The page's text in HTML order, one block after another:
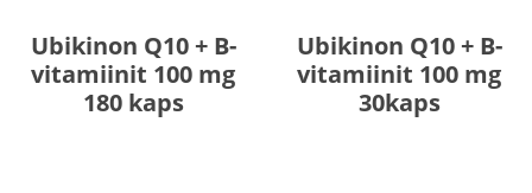
Ubikinon Q10 + B-
vitamiinit 100 mg
180 kaps
Ubikinon Q10 + B-
vitamiinit 100 mg
30kaps